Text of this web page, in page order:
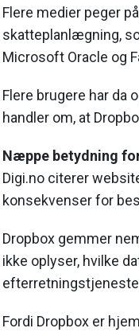
Flere medier peger
skatteplanlægning,
Microsoft Oracle og
Flere brugere har da
handler om, at
Næppe betydning
Digi.no citerer
konsekvenser for
Dropbox gemmer
ikke oplyser, hvilke
Fordi Dropbox er